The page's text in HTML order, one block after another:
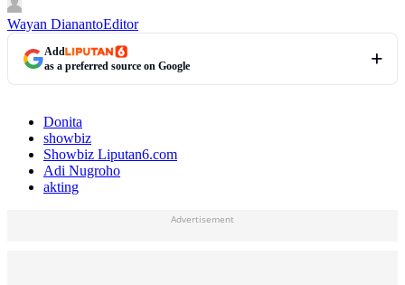
Wayan DianantoEditor
Add
as a preferred source on Google
Donita
showbiz
Showbiz Liputan6.com
Adi Nugroho
akting
Advertisement